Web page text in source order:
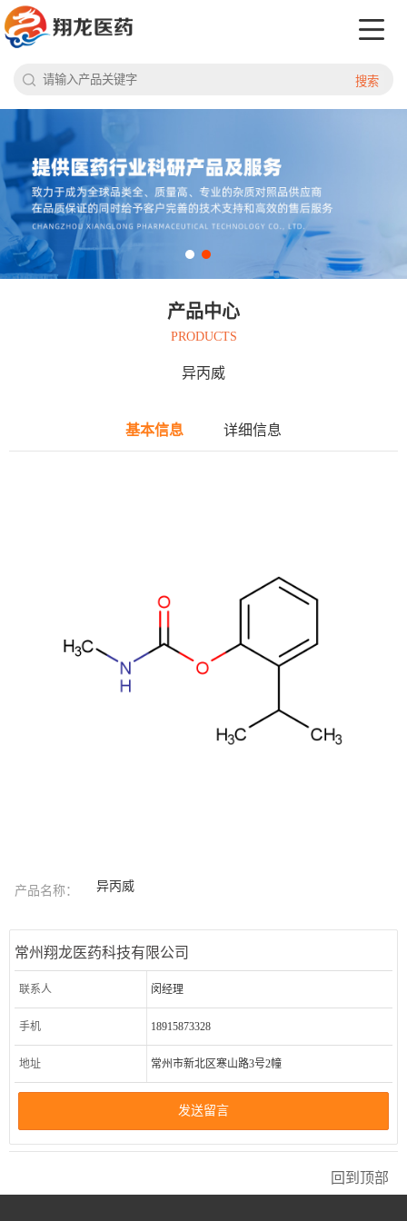
搜索
产品中心
PRODUCTS
异丙威
基本信息 详细信息
产品名称： 异丙威
常州翔龙医药科技有限公司
联系人 闵经理
手机 18915873328
地址 常州市新北区寒山路3号2幢
发送留言
回到顶部